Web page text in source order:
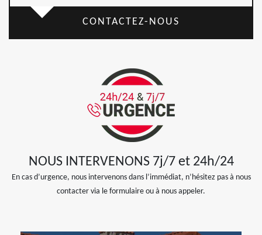
CONTACTEZ-NOUS
NOUS INTERVENONS 7j/7 et 24h/24
En cas d’urgence, nous intervenons dans l’immédiat, n’hésitez pas à nous
contacter via le formulaire ou à nous appeler.